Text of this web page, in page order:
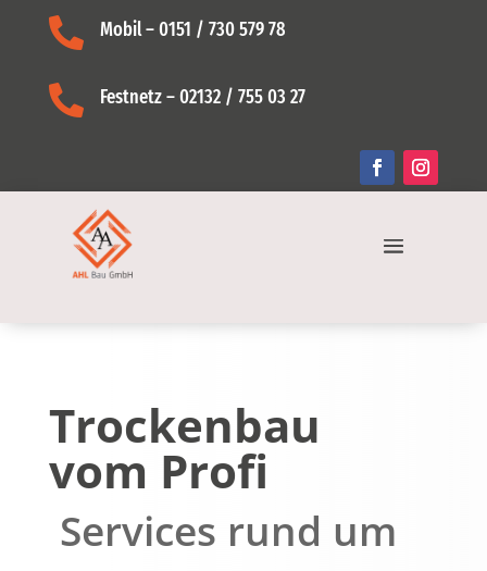
 Mobil – 0151 / 730 579 78
 Festnetz – 02132 / 755 03 27
Trockenbau
vom Profi
Services rund um